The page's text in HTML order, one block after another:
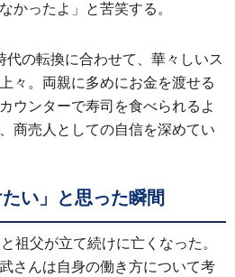
かったよ」と苦笑する。
代の転換に合わせて、華々しいス
々。両親に多めにお金を渡せる
ウンターで寿司を食べられるよ
商売人としての自信を深めてい
い」と思った瞬間
祖父が立て続けに亡くなった。
さんは自身の働き方について考